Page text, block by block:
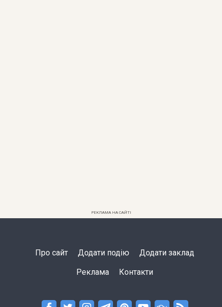
РЕКЛАМА НА САЙТІ
Про сайт Додати подію Додати заклад
Реклама Контакти